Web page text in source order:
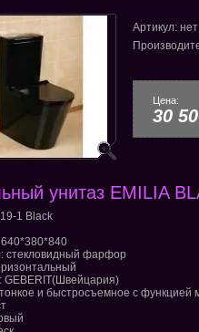
Артикул: нет
Цена:
30
унитаз EMILIA
1 Black
стекловидный фарфор
GEBERIT(Швейцария)
и быстросъемное с функцией